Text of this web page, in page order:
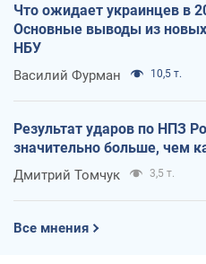
Что ожидает украинцев в
Основные выводы из новых
НБУ
Василий Фурман 10,5 т.
Результат ударов по НПЗ
значительно больше, чем
Дмитрий Томчук 3,5 т.
Все мнения